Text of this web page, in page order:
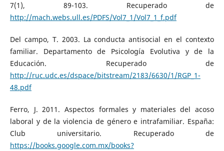
7(1), 89-103. Recuperado de
http://mach.webs.ull.es/PDFS/Vol7_1/Vol7_1_f.pdf
Del campo, T. 2003. La conducta antisocial en el contexto
familiar. Departamento de Psicología Evolutiva y de la
Educación. Recuperado de
http://ruc.udc.es/dspace/bitstream/2183/6630/1/RGP_1-
48.pdf
Ferro, J. 2011. Aspectos formales y materiales del acoso
laboral y de la violencia de género e intrafamiliar. España:
Club universitario. Recuperado de
https://books.google.com.mx/books?